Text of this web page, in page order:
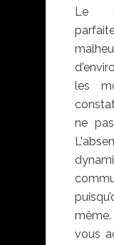
Le
les
ne
vous